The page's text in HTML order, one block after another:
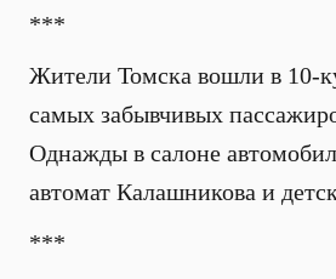
***
Жители Томска вошли в 10-
самых забывчивых
Однажды в салоне
автомат Калашникова и
***